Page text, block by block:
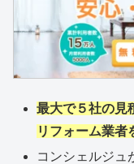
最大で５社の見
リフォーム業者
コンシェルジュ